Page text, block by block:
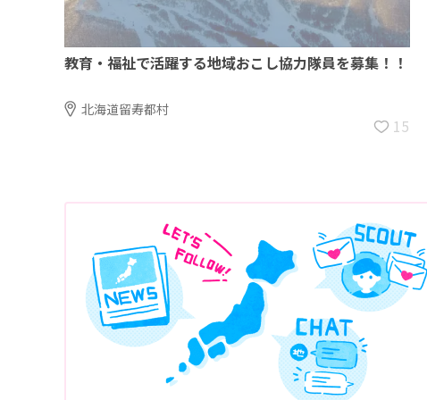
教育・福祉で活躍する地域おこし協力隊員を募集！！
北海道留寿都村
15